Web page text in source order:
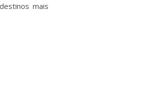
mais